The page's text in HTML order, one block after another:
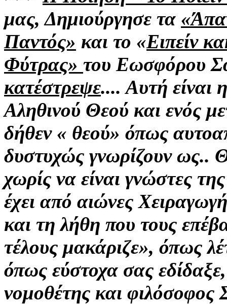
μας,Δημιούργησε τα
Παντός» και το «Ειπείν
Φύτρας» του Εωσφόρου
κατέστρεψε.... Αυτή είναι
Αληθινού Θεού και ενός
δήθεν « θεού» όπως
δυστυχώς γνωρίζουν ως..
χωρίς να είναι γνώστες
έχει από αιώνες
και τη λήθη που τους
τέλους μακάριζε», όπως
όπως εύστοχα σας εδίδαξε,
νομοθέτης και φιλόσοφος